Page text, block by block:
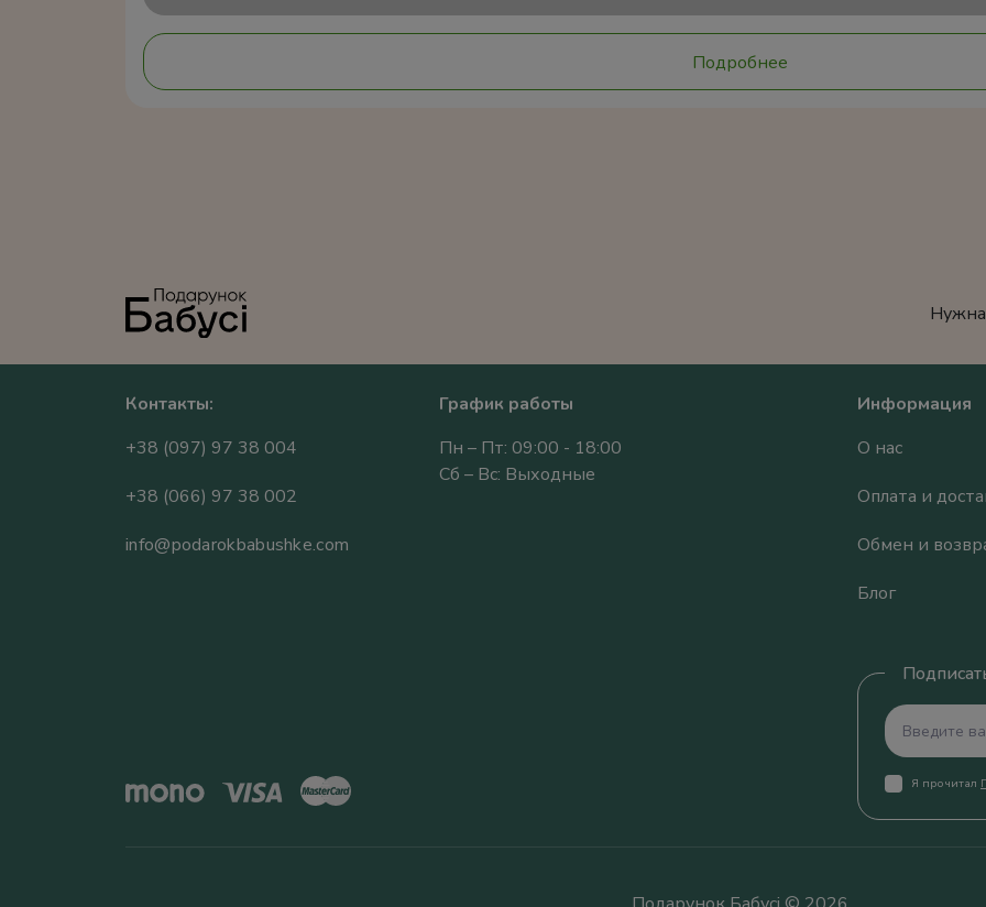
Подробнее
Контакты:
+38 (097) 97 38 004
+38 (066) 97 38 002
info@podarokbabushke.com
График работы
Пн – Пт: 09:00 - 18:00
Сб – Вс: Выходные
Информация
О нас
Оплата и
Обмен и
Блог
Я прочитал